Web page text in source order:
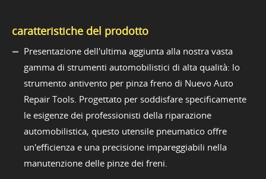
caratteristiche del prodotto
Presentazione dell'ultima aggiunta alla nostra vasta
gamma di strumenti automobilistici di alta qualità: lo
strumento antivento per pinza freno di Nuevo Auto
Repair Tools. Progettato per soddisfare specificamente
le esigenze dei professionisti della riparazione
automobilistica, questo utensile pneumatico offre
un'efficienza e una precisione impareggiabili nella
manutenzione delle pinze dei freni.